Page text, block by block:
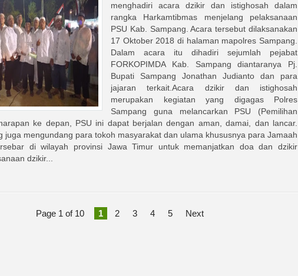
menghadiri acara dzikir dan istighosah dalam
rangka Harkamtibmas menjelang pelaksanaan
PSU Kab. Sampang. Acara tersebut dilaksanakan
17 Oktober 2018 di halaman mapolres Sampang.
Dalam acara itu dihadiri sejumlah pejabat
FORKOPIMDA Kab. Sampang diantaranya Pj.
Bupati Sampang Jonathan Judianto dan para
jajaran terkait.Acara dzikir dan istighosah
merupakan kegiatan yang digagas Polres
Sampang guna melancarkan PSU (Pemilihan
ke depan, PSU ini dapat berjalan dengan aman, damai, dan lancar.
juga mengundang para tokoh masyarakat dan ulama khususnya para Jamaah
di wilayah provinsi Jawa Timur untuk memanjatkan doa dan dzikir
dzikir...
Page 1 of 10 1 2 3 4 5 Next